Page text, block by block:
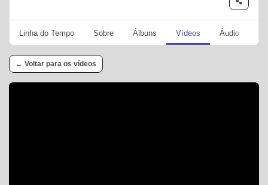
Linha do Tempo Sobre Álbuns Vídeos Áudio
← Voltar para os vídeos